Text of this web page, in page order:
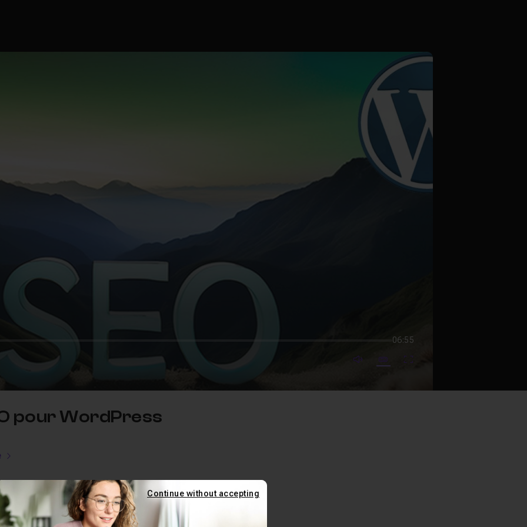
06:55
mute video
SubtitlesFullscreen
pour WordPress